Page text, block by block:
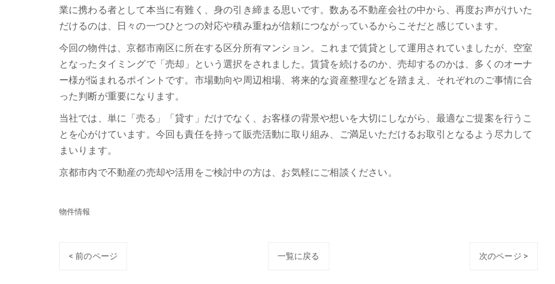
業に携わる者として本当に有難く、身の引き締まる思いです。数ある不動産会社の中から、再度お声がけいた
だけるのは、日々の一つひとつの対応や積み重ねが信頼につながっているからこそだと感じています。
今回の物件は、京都市南区に所在する区分所有マンション。これまで賃貸として運用されていましたが、空室
となったタイミングで「売却」という選択をされました。賃貸を続けるのか、売却するのかは、多くのオーナ
ー様が悩まれるポイントです。市場動向や周辺相場、将来的な資産整理などを踏まえ、それぞれのご事情に合
った判断が重要になります。
当社では、単に「売る」「貸す」だけでなく、お客様の背景や想いを大切にしながら、最適なご提案を行うこ
とを心がけています。今回も責任を持って販売活動に取り組み、ご満足いただけるお取引となるよう尽力して
まいります。
京都市内で不動産の売却や活用をご検討中の方は、お気軽にご相談ください。
物件情報
< 前のページ 一覧に戻る 次のページ >